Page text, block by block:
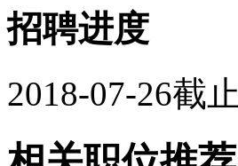
招聘进度
2018-07-26截止